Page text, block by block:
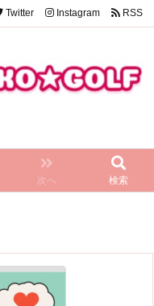
次へ 検索
Twitter Instagram RSS